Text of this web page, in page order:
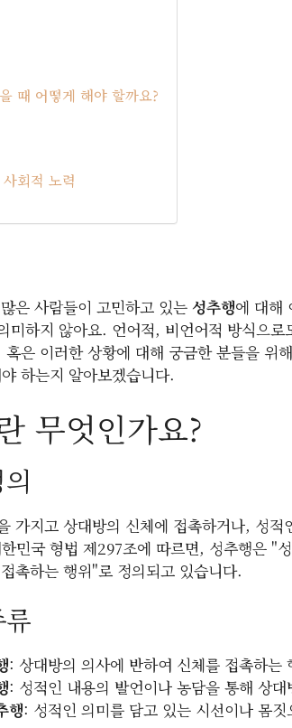
때 어떻게 해야 할까요?
회적 노력
은 사람들이 고민하고 있는 성추행에 대해
미하지 않아요. 언어적, 비언어적 방식으
은 이러한 상황에 대해 궁금한 분들을 위
하는지 알아보겠습니다.
무엇인가요?
가지고 상대방의 신체에 접촉하거나, 성
민국 형법 제297조에 따르면, 성추행은 "
촉하는 행위"로 정의되고 있습니다.
: 상대방의 의사에 반하여 신체를 접촉하는
: 성적인 내용의 발언이나 농담을 통해 상
행: 성적인 의미를 담고 있는 시선이나 몸